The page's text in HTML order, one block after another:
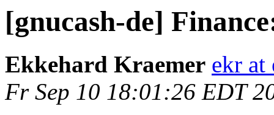
[gnucash-de]
Ekkehard Kraemer ekr at
Fr Sep 10 18:01:26 EDT